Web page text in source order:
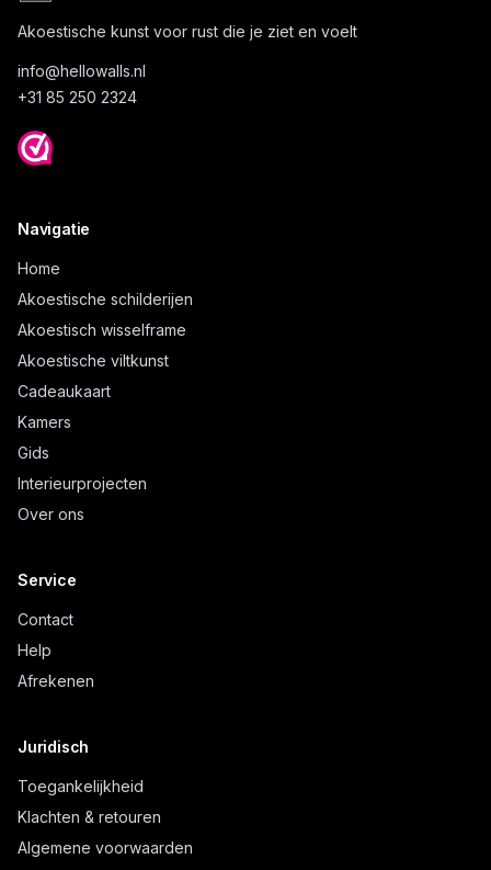
Akoestische kunst voor rust die je ziet en voelt
info@hellowalls.nl
+31 85 250 2324
Navigatie
Home
Akoestische schilderijen
Akoestisch wisselframe
Akoestische viltkunst
Cadeaukaart
Kamers
Gids
Interieurprojecten
Over ons
Service
Contact
Help
Afrekenen
Juridisch
Toegankelijkheid
Klachten & retouren
Algemene voorwaarden